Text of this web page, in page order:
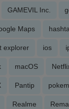
GAMEVIL Inc.
Maps
explorer ios
macOS
Pantip
Realme